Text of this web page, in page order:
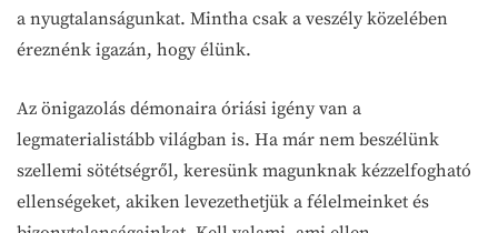
a nyugtalanságunkat. Mintha csak a veszély közelében
éreznénk igazán, hogy élünk.
Az önigazolás démonaira óriási igény van a
legmaterialistább világban is. Ha már nem beszélünk
szellemi sötétségről, keresünk magunknak kézzelfogható
ellenségeket, akiken levezethetjük a félelmeinket és